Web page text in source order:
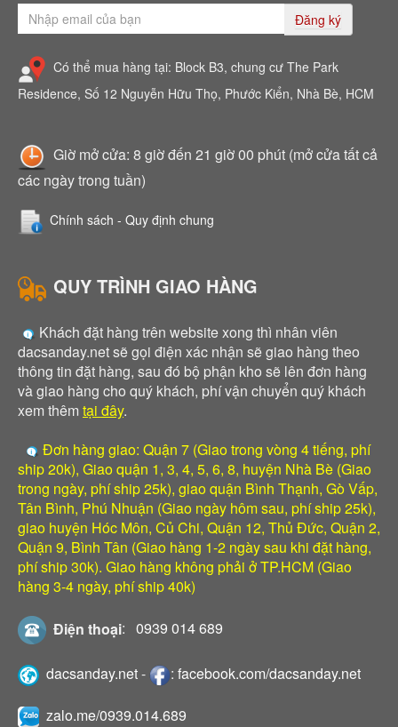
Đăng ký
Có thể mua hàng tại: Block B3, chung cư The Park
Residence, Số 12 Nguyễn Hữu Thọ, Phước Kiển, Nhà Bè, HCM
Giờ mở cửa: 8 giờ đến 21 giờ 00 phút (mở cửa tất cả
các ngày trong tuần)
Chính sách - Quy định chung
QUY TRÌNH GIAO HÀNG
Khách đặt hàng trên website xong thì nhân viên
dacsanday.net sẽ gọi điện xác nhận sẽ giao hàng theo
thông tin đặt hàng, sau đó bộ phận kho sẽ lên đơn hàng
và giao hàng cho quý khách, phí vận chuyển quý khách
xem thêm tại đây.
Đơn hàng giao: Quận 7 (Giao trong vòng 4 tiếng, phí
ship 20k), Giao quận 1, 3, 4, 5, 6, 8, huyện Nhà Bè (Giao
trong ngày, phí ship 25k), giao quận Bình Thạnh, Gò Vấp,
Tân Bình, Phú Nhuận (Giao ngày hôm sau, phí ship 25k),
giao huyện Hóc Môn, Củ Chi, Quận 12, Thủ Đức, Quận 2,
Quận 9, Bình Tân (Giao hàng 1-2 ngày sau khi đặt hàng,
phí ship 30k). Giao hàng không phải ở TP.HCM (Giao
hàng 3-4 ngày, phí ship 40k)
Điện thoại: 0939 014 689
dacsanday.net- : facebook.com/dacsanday.net
zalo.me/0939.014.689